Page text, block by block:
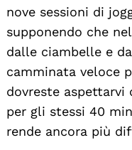
nove sessioni di
supponendo che
dalle ciambelle e
camminata veloce
dovreste aspettarvi
per gli stessi 40
rende ancora più